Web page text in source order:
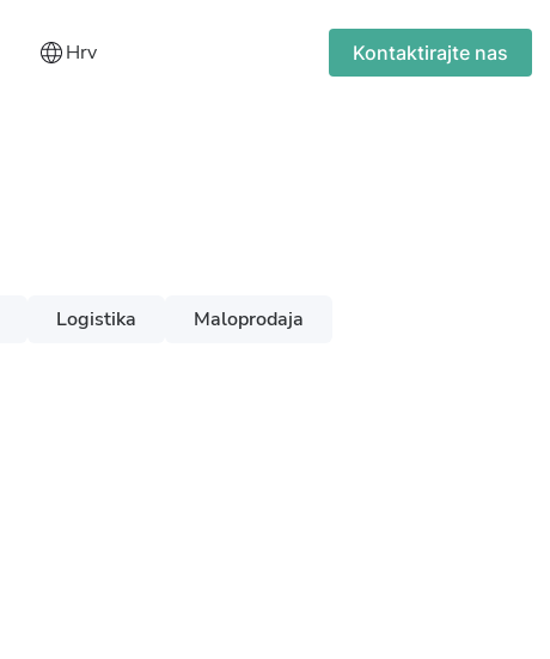
Hrv Kontaktirajte nas
Logistika
Maloprodaja